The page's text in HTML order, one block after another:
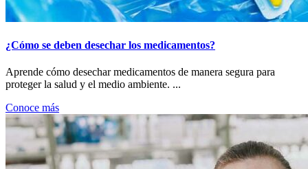
¿Cómo se deben desechar los medicamentos?
Aprende cómo desechar medicamentos de manera segura para
proteger la salud y el medio ambiente. ...
Conoce más